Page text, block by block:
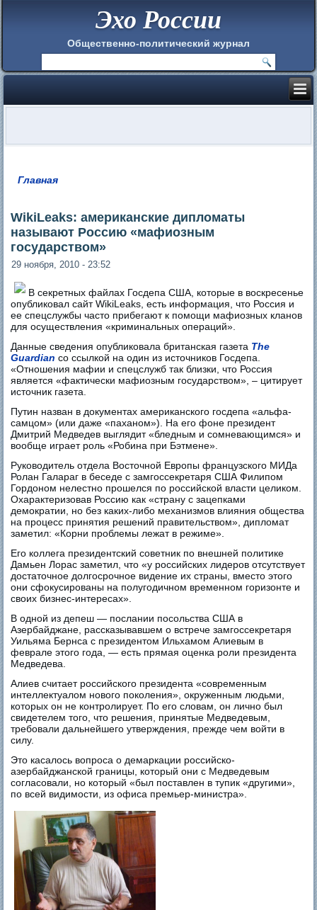
Эхо России
Общественно-политический журнал
Главная
WikiLeaks: американские дипломаты
называют Россию «мафиозным
государством»
29 ноября, 2010 - 23:52
В секретных файлах Госдепа США, которые в воскресенье
опубликовал сайт WikiLeaks, есть информация, что Россия и
ее спецслужбы часто прибегают к помощи мафиозных кланов
для осуществления «криминальных операций».
Данные сведения опубликовала британская газета The
Guardian со ссылкой на один из источников Госдепа.
«Отношения мафии и спецслужб так близки, что Россия
является «фактически мафиозным государством», – цитирует
источник газета.
Путин назван в документах американского госдепа «альфа-
самцом» (или даже «паханом»). На его фоне президент
Дмитрий Медведев выглядит «бледным и сомневающимся» и
вообще играет роль «Робина при Бэтмене».
Руководитель отдела Восточной Европы французского МИДа
Ролан Галараг в беседе с замгоссекретаря США Филипом
Гордоном нелестно прошелся по российской власти целиком.
Охарактеризовав Россию как «страну с зацепками
демократии, но без каких-либо механизмов влияния общества
на процесс принятия решений правительством», дипломат
заметил: «Корни проблемы лежат в режиме».
Его коллега президентский советник по внешней политике
Дамьен Лорас заметил, что «у российских лидеров отсутствует
достаточное долгосрочное видение их страны, вместо этого
они сфокусированы на полугодичном временном горизонте и
своих бизнес-интересах».
В одной из депеш — послании посольства США в
Азербайджане, рассказывавшем о встрече замгоссекретаря
Уильяма Бернса с президентом Ильхамом Алиевым в
феврале этого года, — есть прямая оценка роли президента
Медведева.
Алиев считает российского президента «современным
интеллектуалом нового поколения», окруженным людьми,
которых он не контролирует. По его словам, он лично был
свидетелем того, что решения, принятые Медведевым,
требовали дальнейшего утверждения, прежде чем войти в
силу.
Это касалось вопроса о демаркации российско-
азербайджанской границы, который они с Медведевым
согласовали, но который «был поставлен в тупик «другими»,
по всей видимости, из офиса премьер-министра».